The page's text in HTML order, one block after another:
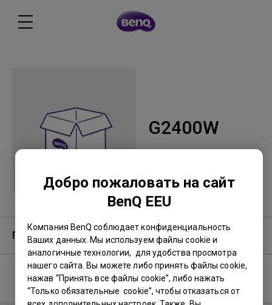
Добро пожаловать на сайт
BenQ EEU
Компания BenQ соблюдает конфиденциальность
Ваших данных. Мы используем файлы cookie и
аналогичные технологии, для удобства просмотра
нашего сайта. Вы можете либо принять файлы cookie,
нажав “Принять все файлы cookie”, либо нажать
“Только обязательные cookie”, чтобы отказаться от
G2400W
Гарантия
No related warranty information